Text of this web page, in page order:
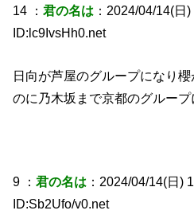
14 ：君の名は ：2024/04/14(日
ID:lc9IvsHh0.net
日向が芦屋のグループになり
のに乃木坂まで京都のグルー
9 ：君の名は ：2024/04/14(日)
ID:Sb2Ufo/v0.net